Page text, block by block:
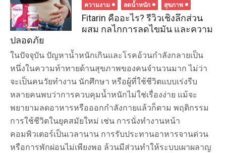
ความงาม ลดน้ำหนัก สุขภาพ
Fitarin คืออะไร? รีวิวเชิงลึกส่วน
ผสม กลไกการลดไขมัน และความ
ปลอดภัย
ในปัจจุบัน ปัญหาน้ำหนักเกินและโรคอ้วนกำลังกลายเป็น
หนึ่งในความท้าทายด้านสุขภาพของคนจำนวนมาก ไม่ว่า
จะเป็นคนวัยทำงาน นักศึกษา หรือผู้ที่ใช้ชีวิตแบบเร่งรีบ
หลายคนพบว่าการควบคุมน้ำหนักไม่ใช่เรื่องง่าย แม้จะ
พยายามลดอาหารหรือออกกำลังกายแล้วก็ตาม พฤติกรรม
การใช้ชีวิตในยุคสมัยใหม่ เช่น การนั่งทำงานหน้า
คอมพิวเตอร์เป็นเวลานาน การรับประทานอาหารจานด่วน
หรือการพักผ่อนไม่เพียงพอ ล้วนมีส่วนทำให้ระบบเผาผลาญ